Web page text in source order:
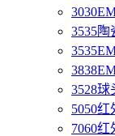
3535陶
3528球
5050红
7060红